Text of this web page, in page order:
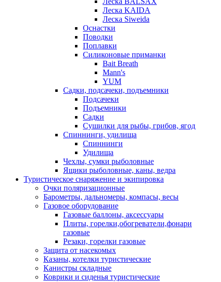
Леска KAIDA
Леска Siweida
Оснастки
Поводки
Поплавки
Силиконовые приманки
Bait Breath
Mann's
YUM
Садки, подсачеки, подъемники
Подсачеки
Подъемники
Садки
Сушилки для рыбы, грибов, ягод
Спиннинги, удилища
Спиннинги
Удилища
Чехлы, сумки рыболовные
Ящики рыболовные, каны, ведра
Туристическое снаряжение и экипировка
Очки поляризационные
Барометры, дальномеры, компасы, весы
Газовое оборудование
Газовые баллоны, аксессуары
Плиты, горелки,обогреватели,фонари
газовые
Резаки, горелки газовые
Защита от насекомых
Казаны, котелки туристические
Канистры складные
Коврики и сиденья туристические